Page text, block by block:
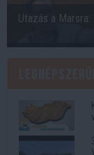
Utazás a